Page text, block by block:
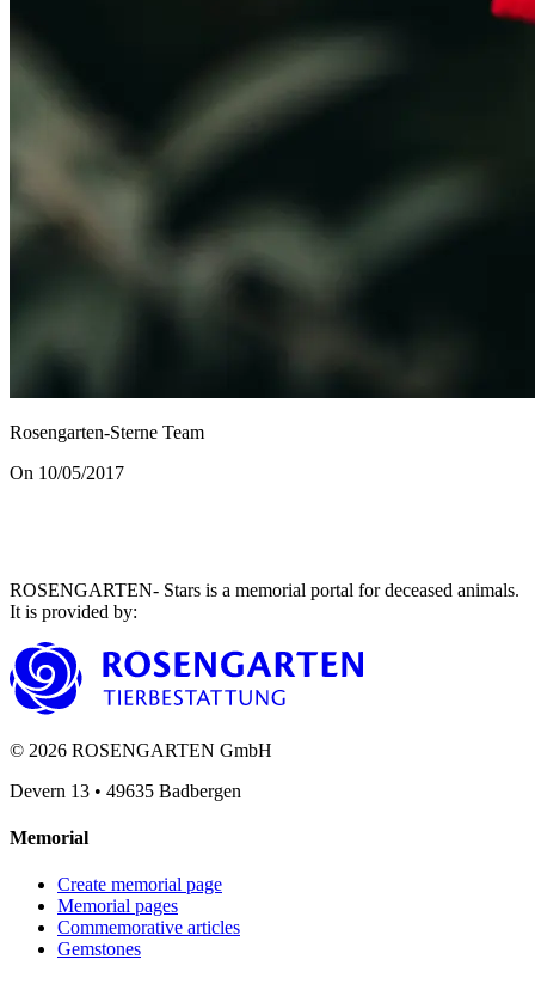
Rosengarten-Sterne Team
On 10/05/2017
ROSENGARTEN- Stars is a memorial portal for deceased animals.
It is provided by:
© 2026 ROSENGARTEN GmbH
Devern 13 • 49635 Badbergen
Memorial
Create memorial page
Memorial pages
Commemorative articles
Gemstones